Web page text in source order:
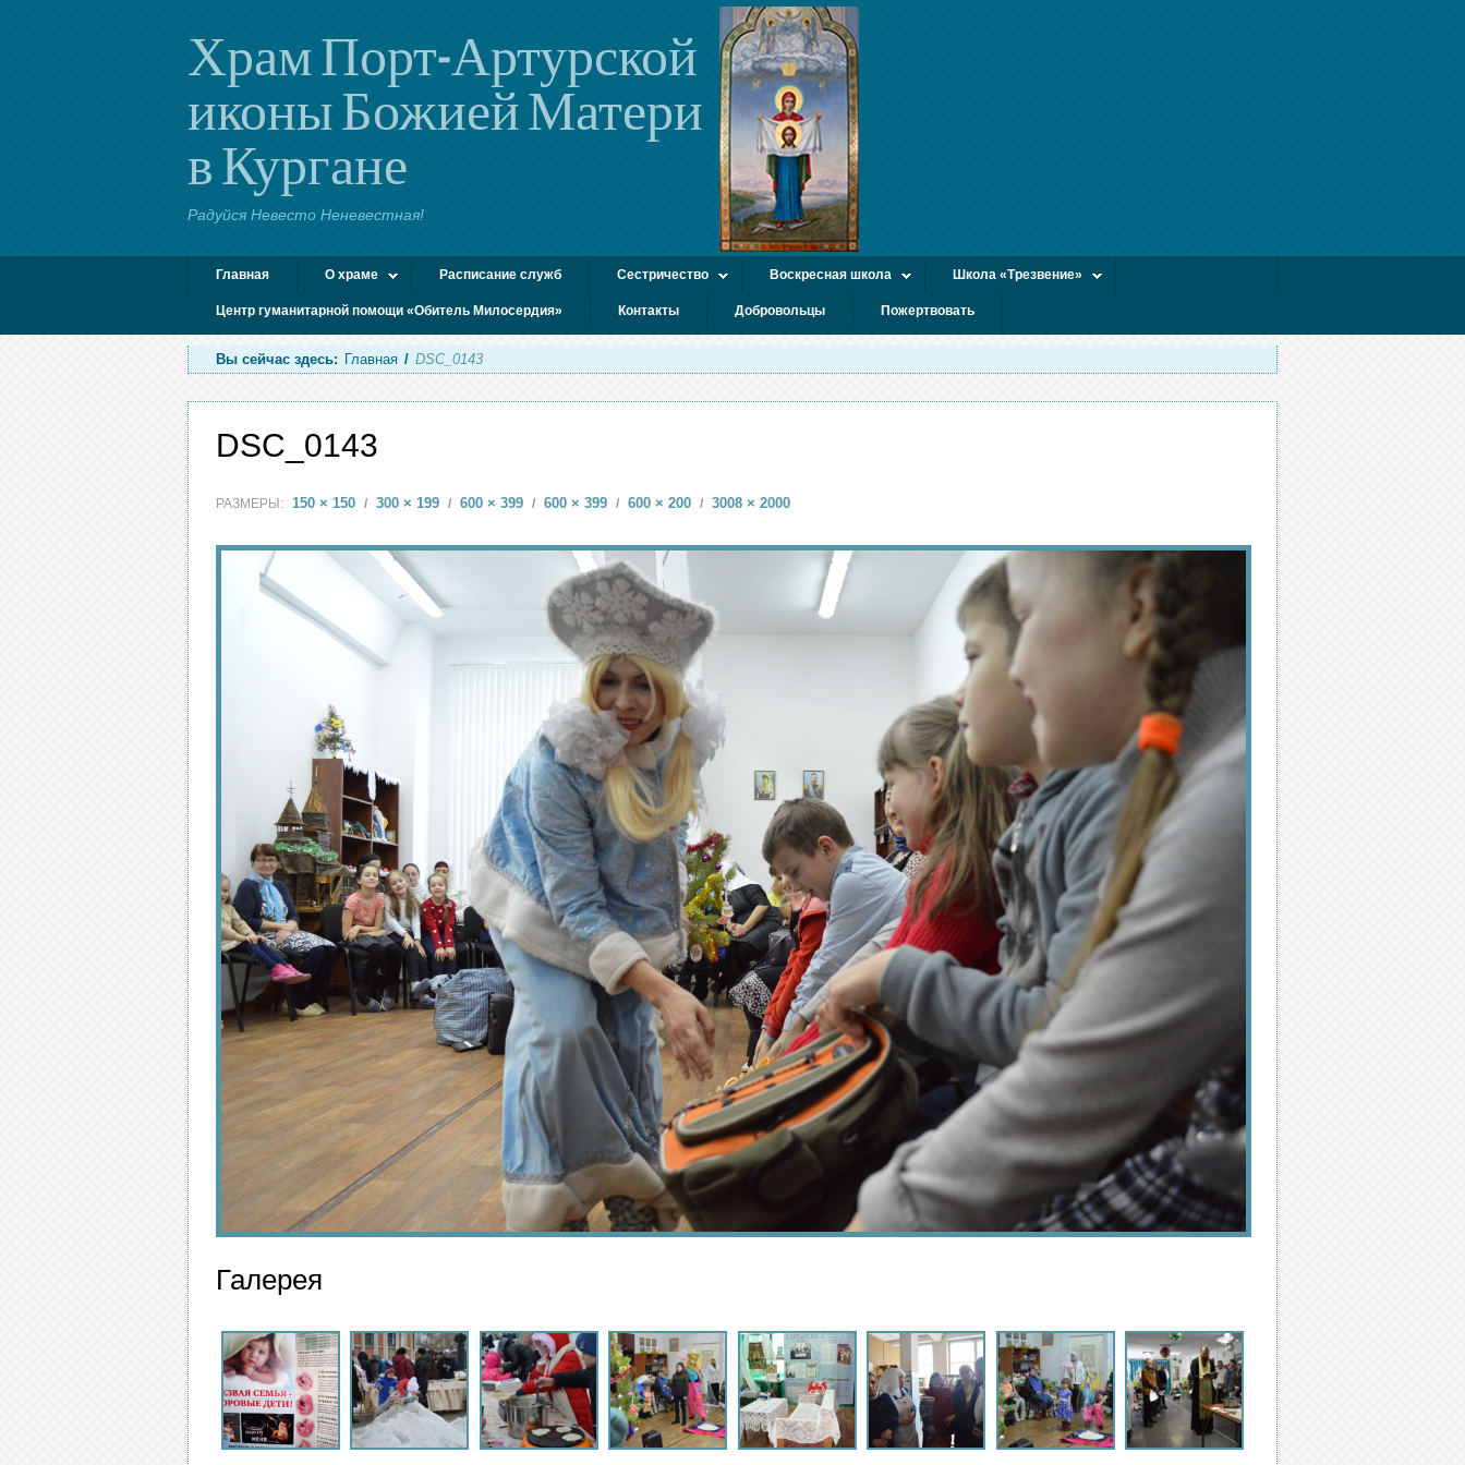
Храм Порт-Артурской
иконы Божией Матери
в Кургане
Радуйся Невесто Неневестная!
Главная О храме Расписание служб Сестричество Воскресная школа Школа «Трезвение»
Центр гуманитарной помощи «Обитель Милосердия» Контакты Добровольцы Пожертвовать
Вы сейчас здесь: Главная / DSC_0143
DSC_0143
РАЗМЕРЫ: 150 × 150 / 300 × 199 / 600 × 399 / 600 × 399 / 600 × 200 / 3008 × 2000
Галерея